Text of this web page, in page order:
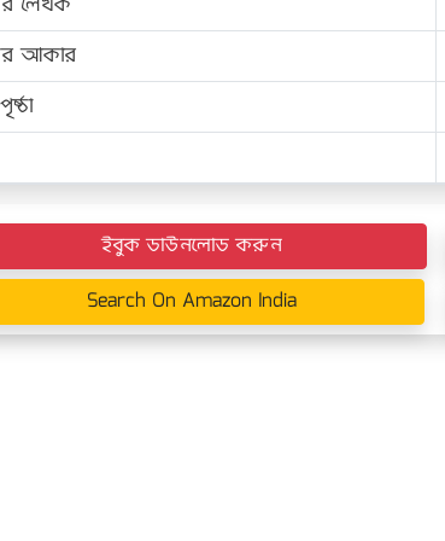
আকার
ইবুক ডাউনলোড করুন
Search On Amazon India